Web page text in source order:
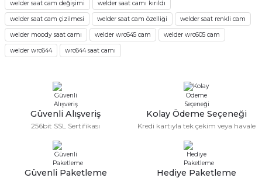
alışveriş oldu özellikle bekledigimden
iyi bir ürün geldi fiyatına göre mütiş
kaliteli
Serdar Keskin | 19/05/2026
taktırsam işciliği ile birlikte enaz 2,k
isterlerdi alacak arkadaşlar ölçülerini
doğru belirleyip kaliteyi sorun
etmesin
İsmail yılmaz | 15/05/2026
Swatch yos Model saatime aldim
arayip teyit aldiktan sonra yolladılar
welder saat cam değişimi
welder saat camı kırıldı
welder saat cam çizilmesi welder saat cam özelliği welder saat renkli cam
welder moody saat camı welder wrc645 cam welder wrc605 cam
welder wrc644 wrc644 saat camı
Güvenli Alışveriş
256bit SSL Sertifikası
Kolay Ödeme Seçeneği
Kredi kartıyla tek çekim veya havale
Güvenli Paketleme Hediye Paketleme